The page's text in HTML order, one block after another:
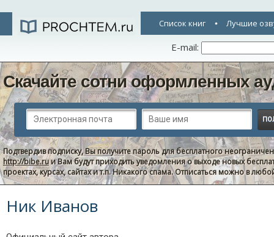
Список книг Лучшие
E-mail:
Скачайте сотни оформленных
Подтвердив подписку, Вы получите пароль для бесплатного
http://bibe.ruи Вам будут приходить уведомления о выходе новых
проектах, курсах, сайтах и т.п. Никакого спама. Отписаться можно в
Ник Иванов